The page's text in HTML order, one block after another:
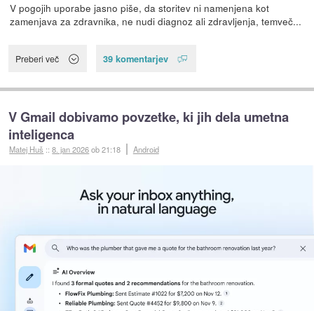
V pogojih uporabe jasno piše, da storitev ni namenjena kot
zamenjava za zdravnika, ne nudi diagnoz ali zdravljenja, temveč...
Preberi več 39 komentarjev
V Gmail dobivamo povzetke, ki jih dela umetna
inteligenca
Matej Huš ::8. jan 2026ob 21:18 Android